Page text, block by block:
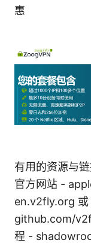
惠
有用的资源与
官方网站 -
en.v2fly.org
github.com/
程 -